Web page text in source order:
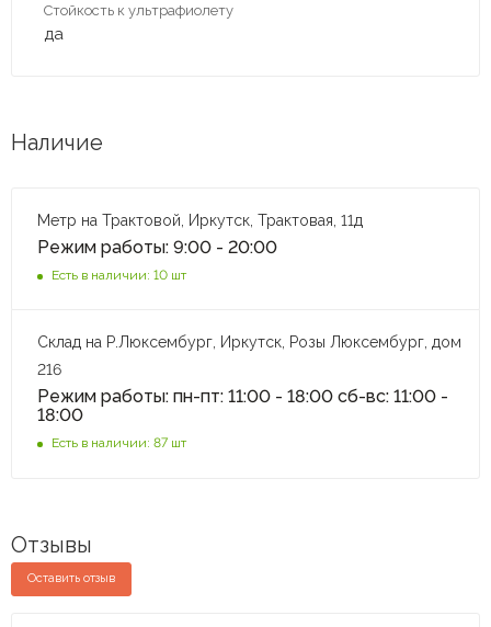
Стойкость к ультрафиолету
да
Наличие
Метр на Трактовой, Иркутск, Трактовая, 11д
Режим работы: 9:00 - 20:00
Есть в наличии: 10 шт
Склад на Р.Люксембург, Иркутск, Розы Люксембург, дом
216
Режим работы: пн-пт: 11:00 - 18:00 сб-вс: 11:00 -
18:00
Есть в наличии: 87 шт
Отзывы
Оставить отзыв